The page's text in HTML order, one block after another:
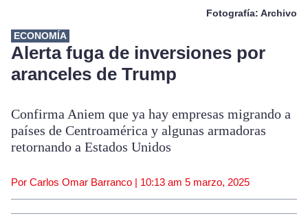
Fotografía: Archivo
ECONOMÍA
Alerta fuga de inversiones por
aranceles de Trump
Confirma Aniem que ya hay empresas migrando a
países de Centroamérica y algunas armadoras
retornando a Estados Unidos
Por Carlos Omar Barranco | 10:13 am 5 marzo, 2025